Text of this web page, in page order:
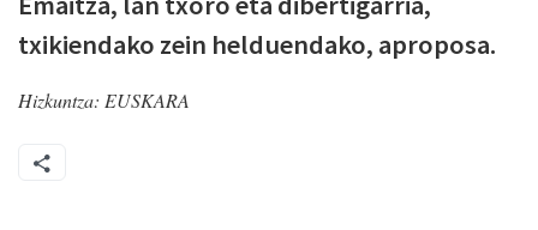
txikiendako zein helduendako, aproposa.
Hizkuntza: EUSKARA